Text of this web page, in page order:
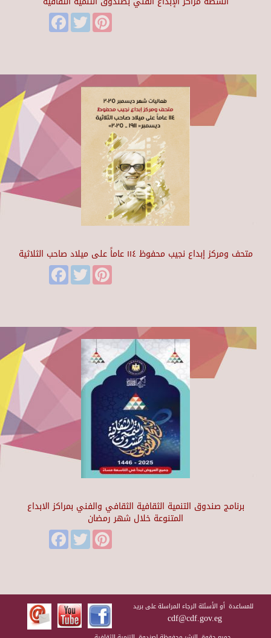
FacebookTwitter
متحف ومركز إبداع نجيب محفوظ ١١٤ عاماً على ميلاد صاحب الثلاثية
FacebookTwitter
برنامج صندوق التنمية الثقافية الثقافي والفني بمراكز الابداع
المتنوعة خلال شهر رمضان
FacebookTwitter
للمساعدة أو الأسئلة الرجاء المراسلة على بريد
cdf@cdf.gov.eg